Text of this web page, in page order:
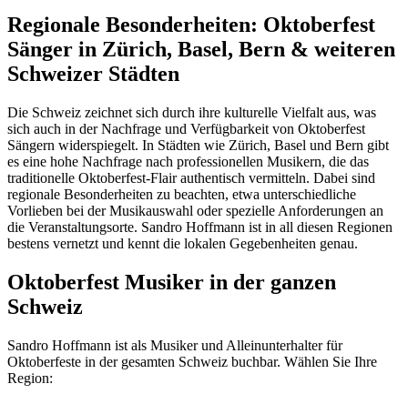
Regionale Besonderheiten: Oktoberfest
Sänger in Zürich, Basel, Bern & weiteren
Schweizer Städten
Die Schweiz zeichnet sich durch ihre kulturelle Vielfalt aus, was
sich auch in der Nachfrage und Verfügbarkeit von Oktoberfest
Sängern widerspiegelt. In Städten wie Zürich, Basel und Bern gibt
es eine hohe Nachfrage nach professionellen Musikern, die das
traditionelle Oktoberfest-Flair authentisch vermitteln. Dabei sind
regionale Besonderheiten zu beachten, etwa unterschiedliche
Vorlieben bei der Musikauswahl oder spezielle Anforderungen an
die Veranstaltungsorte. Sandro Hoffmann ist in all diesen Regionen
bestens vernetzt und kennt die lokalen Gegebenheiten genau.
Oktoberfest Musiker in der ganzen
Schweiz
Sandro Hoffmann ist als Musiker und Alleinunterhalter für
Oktoberfeste in der gesamten Schweiz buchbar. Wählen Sie Ihre
Region: